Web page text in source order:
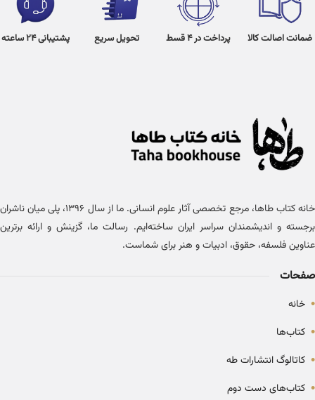
ضمانت اصالت کالا پرداخت در 4 قسط تحویل سریع پشتیبانی 24 ساعته
خانه کتاب طاها، مرجع تخصصی آثار علوم انسانی. ما از سال ۱۳۹۶، پلی میان ناشران
برجسته و اندیشمندان سراسر ایران ساخته‌ایم. رسالت ما، گزینش و ارائه برترین
عناوین فلسفه، حقوق، ادبیات و هنر برای شماست.
صفحات
• خانه
• کتاب‌ها
• کاتالوگ انتشارات طه
• کتاب‌های دست دوم